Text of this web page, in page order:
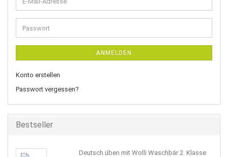
Mail-
Adresse
Passwort
ANMELDEN
Konto erstellen
Passwort vergessen?
Bestseller
Deutsch üben mit Wolli Waschbär 2. Klasse